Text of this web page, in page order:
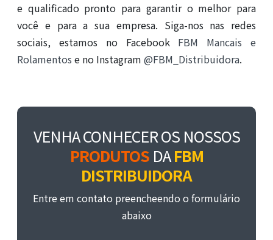
e qualificado pronto para garantir o melhor para
você e para a sua empresa. Siga-nos nas redes
sociais, estamos no Facebook FBM Mancais e
Rolamentos e no Instagram @FBM_Distribuidora.
VENHA CONHECER OS NOSSOS
PRODUTOSDAFBM
DISTRIBUIDORA
Entre em contato preencheendo o formulário
abaixo